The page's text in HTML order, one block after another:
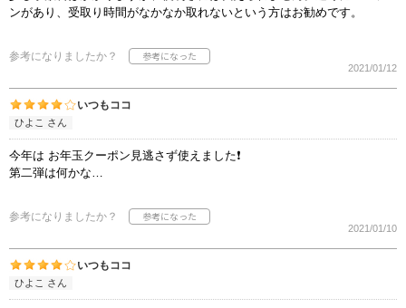
ンがあり、受取り時間がなかなか取れないという方はお勧めです。
参考になりましたか？
2021/01/12
いつもココ
ひよこ さん
今年は お年玉クーポン見逃さず使えました❗️
第二弾は何かな…
参考になりましたか？
2021/01/10
いつもココ
ひよこ さん